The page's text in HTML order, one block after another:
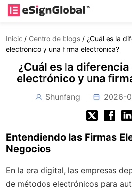
Inicio / Centro de blogs / ¿Cuál es la
electrónico y una firma electrónica?
¿Cuál es la
electrónico y una
Shunfang 2026-
Entendiendo las Firmas
Negocios
En la era digital, las empresas
de métodos electrónicos para